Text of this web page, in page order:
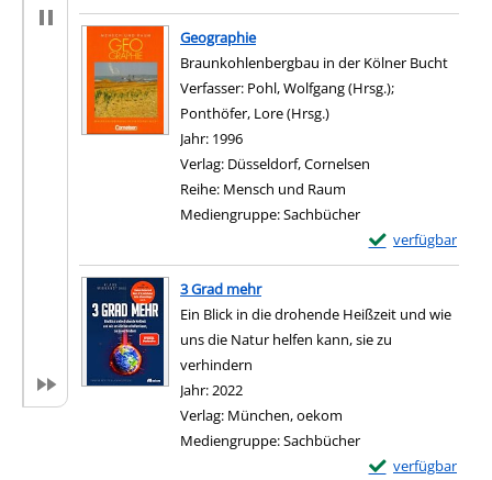
Zum Download
Geographie
Braunkohlenbergbau in der Kölner Bucht
Verfasser: Pohl, Wolfgang (Hrsg.);
Ponthöfer, Lore (Hrsg.)
Jahr: 1996
Verlag: Düsseldorf, Cornelsen
Reihe: Mensch und Raum
Mediengruppe:Sachbücher
verfügbar
Exemplar-Details
Zum Download
3 Grad mehr
Ein Blick in die drohende Heißzeit und wie
uns die Natur helfen kann, sie zu
verhindern
Suche nach diesem Verfasser
Jahr:2022
Verlag: München, oekom
Mediengruppe:Sachbücher
verfügbar
Exemplar-Details